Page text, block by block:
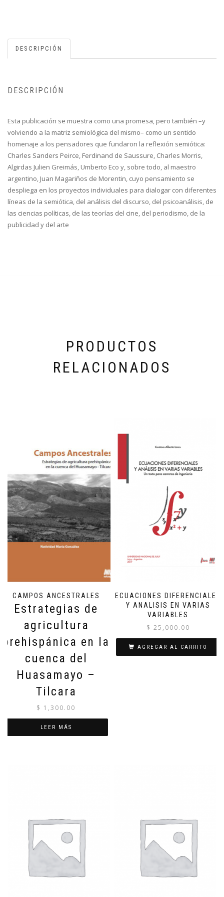
DESCRIPCIÓN
DESCRIPCIÓN
Esta publicación se muestra como una promesa, pero también –y
volviendo a la matriz semiológica del mismo– como un sentido
homenaje a los pensadores que fundaron la reflexión semiótica:
Charles Sanders Peirce, Ferdinand de Saussure, Charles Morris,
Algirdas Julien Greimás, Umberto Eco y, sobre todo, al maestro
argentino, Juan Magariños de Morentin, cuyo pensamiento se
despliega en los proyectos individuales para dialogar con diferentes
líneas de la semiótica, del análisis del discurso, del psicoanálisis, de
las ciencias políticas, de las teorías del cine, del periodismo, de la
publicidad y del arte
PRODUCTOS
RELACIONADOS
CAMPOS ANCESTRALES
Estrategias de
agricultura
prehispánica en la
cuenca del
Huasamayo –
Tilcara
$ 1,300.00
LEER MÁS
ECUACIONES DIFERENCIALES
Y ANALISIS EN VARIAS
VARIABLES
$ 25,000.00
AGREGAR AL CARRITO